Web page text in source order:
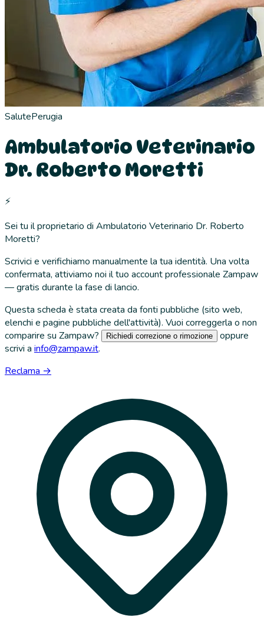
SalutePerugia
Ambulatorio Veterinario
Dr. Roberto Moretti
⚡
Sei tu il proprietario di Ambulatorio Veterinario Dr. Roberto
Moretti?
Scrivici e verifichiamo manualmente la tua identità. Una volta
confermata, attiviamo noi il tuo account professionale Zampaw
— gratis durante la fase di lancio.
Questa scheda è stata creata da fonti pubbliche (sito web,
elenchi e pagine pubbliche dell'attività). Vuoi correggerla o non
comparire su Zampaw?
Richiedi correzione o rimozione
oppure
scrivi a info@zampaw.it.
Reclama →